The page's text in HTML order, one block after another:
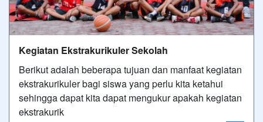
Kegiatan Ekstrakurikuler Sekolah
Berikut adalah beberapa tujuan dan manfaat kegiatan
ekstrakurikuler bagi siswa yang perlu kita ketahui
sehingga dapat kita dapat mengukur apakah kegiatan
ekstrakurik